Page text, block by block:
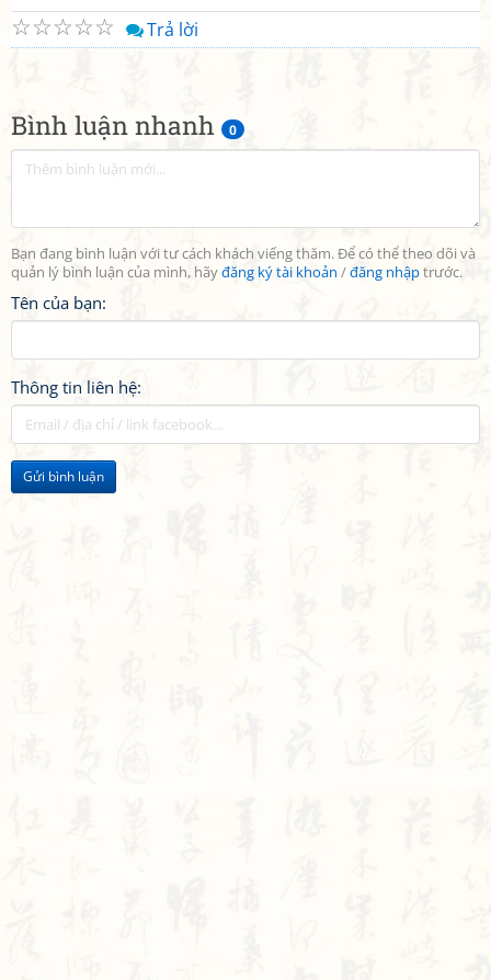
Bình luận nhanh 0
Bạn đang bình luận với tư cách khách viếng thăm. Để có thể theo dõi và
quản lý bình luận của mình, hãyđăng ký tài khoản /đăng nhậptrước.
Tên của bạn:
Thông tin liên hệ:
Gửi bình luận
☆
☆
☆
☆
☆ Trả lời